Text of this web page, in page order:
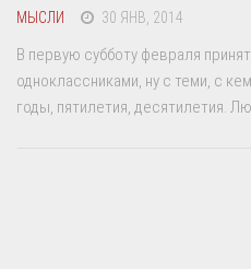
МЫСЛИ 30 ЯНВ, 2014
В первую субботу февраля
одноклассниками, ну с теми, с
годы, пятилетия, десятилетия.